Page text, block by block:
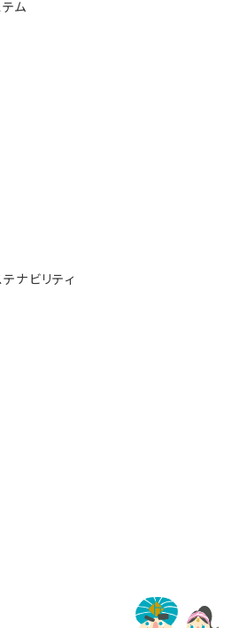
ム
ナビリティ